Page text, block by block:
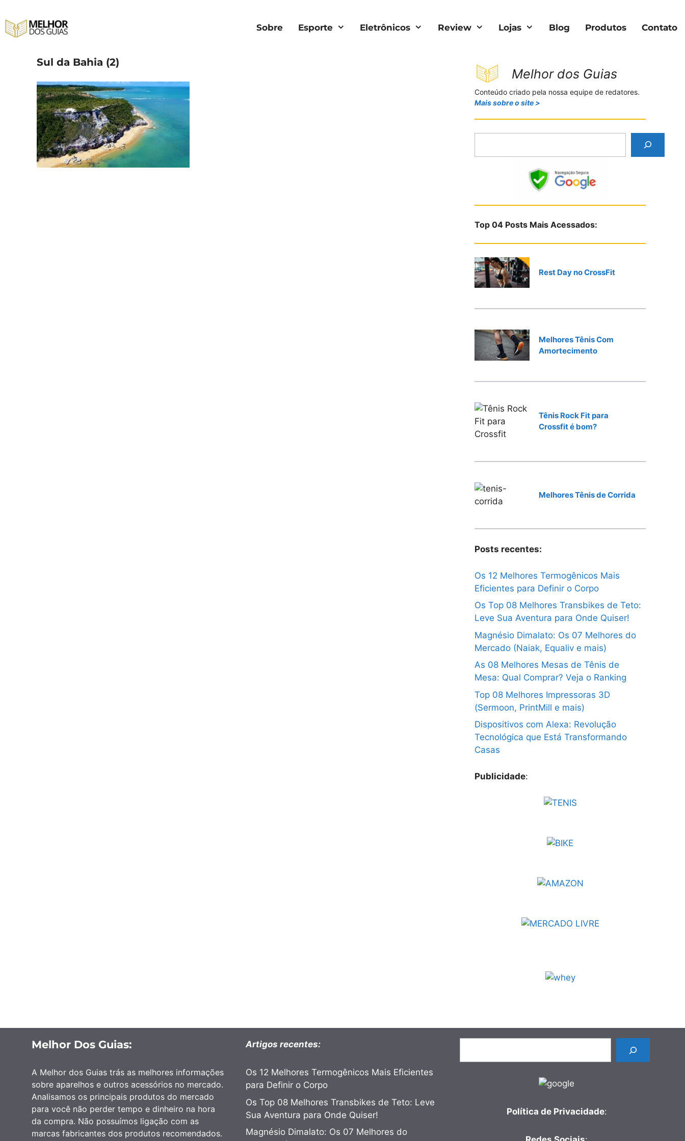
para
Sobre Esporte Eletrônicos Review Lojas Blog Produtos Contato
Sul da Bahia (2)
Melhor dos Guias
Conteúdo criado pela nossa equipe de redatores.
Mais sobre o site >
a
Top 04 Posts Mais Acessados:
Rest Day no CrossFit
Melhores Tênis Com
Amortecimento
Tênis Rock Fit para
Crossfit é bom?
Melhores Tênis de Corrida
Posts recentes:
Os 12 Melhores Termogênicos Mais
Eficientes para Definir o Corpo
Os Top 08 Melhores Transbikes de Teto:
Leve Sua Aventura para Onde Quiser!
Magnésio Dimalato: Os 07 Melhores do
Mercado (Naiak, Equaliv e mais)
As 08 Melhores Mesas de Tênis de
Mesa: Qual Comprar? Veja o Ranking
Top 08 Melhores Impressoras 3D
(Sermoon, PrintMill e mais)
Dispositivos com Alexa: Revolução
Tecnológica que Está Transformando
Casas
Publicidade:
Melhor Dos Guias:
A Melhor dos Guias trás as melhores informações
sobre aparelhos e outros acessórios no mercado.
Analisamos os principais produtos do mercado
para você não perder tempo e dinheiro na hora
da compra. Não possuímos ligação com as
marcas fabricantes dos produtos recomendados.
Artigos recentes:
Os 12 Melhores Termogênicos Mais Eficientes
para Definir o Corpo
Os Top 08 Melhores Transbikes de Teto: Leve
Sua Aventura para Onde Quiser!
Magnésio Dimalato: Os 07 Melhores do
Política de Privacidade: